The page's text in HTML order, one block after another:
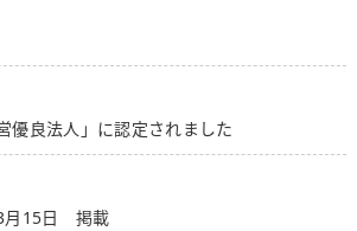
優良法人」に認定されました
月15日 掲載